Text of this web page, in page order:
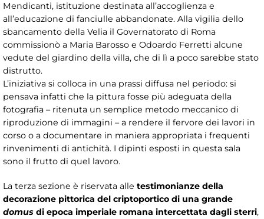
Mendicanti, istituzione destinata all’accoglienza e
all’educazione di fanciulle abbandonate. Alla vigilia dello
sbancamento della Velia il Governatorato di Roma
commissionò a Maria Barosso e Odoardo Ferretti alcune
vedute del giardino della villa, che di lì a poco sarebbe stato
distrutto.
L’iniziativa si colloca in una prassi diffusa nel periodo: si
pensava infatti che la pittura fosse più adeguata della
fotografia – ritenuta un semplice metodo meccanico di
riproduzione di immagini – a rendere il fervore dei lavori in
corso o a documentare in maniera appropriata i frequenti
rinvenimenti di antichità. I dipinti esposti in questa sala
sono il frutto di quel lavoro.
La terza sezione è riservata alle testimonianze della
decorazione pittorica del criptoportico di una grande
domus di epoca imperiale romana intercettata dagli sterri,